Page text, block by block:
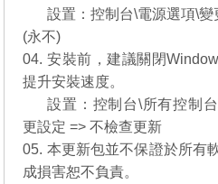
設置：控制台\電源選項\
(永不)
04. 安裝前，建議關閉
提升安裝速度。
設置：控制台\所有控制
更設定 => 不檢查更新
05. 本更新包並不保證於所有
成損害恕不負責。